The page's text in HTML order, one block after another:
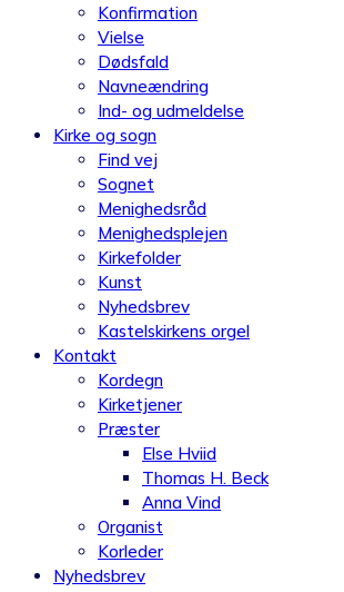
Konfirmation
Vielse
Dødsfald
Navneændring
Ind- og udmeldelse
Kirke og sogn
Find vej
Sognet
Menighedsråd
Menighedsplejen
Kirkefolder
Kunst
Nyhedsbrev
Kastelskirkens orgel
Kontakt
Kordegn
Kirketjener
Præster
Else Hviid
Thomas H. Beck
Anna Vind
Organist
Korleder
Nyhedsbrev